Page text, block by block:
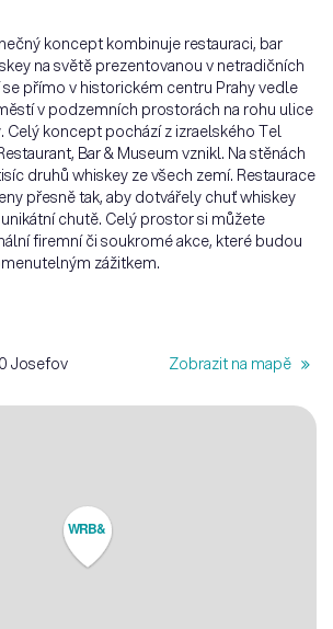
koncept kombinuje restauraci, bar
na světě prezentovanou v netradičních
přímo v historickém centru Prahy vedle
v podzemních prostorách na rohu ulice
Celý koncept pochází z izraelského Tel
Bar & Museum vznikl. Na stěnách
druhů whiskey ze všech zemí. Restaurace
přesně tak, aby dotvářely chuť whiskey
chutě. Celý prostor si můžete
firemní či soukromé akce, které budou
zážitkem.
Josefov Zobrazit na mapě
WRB&